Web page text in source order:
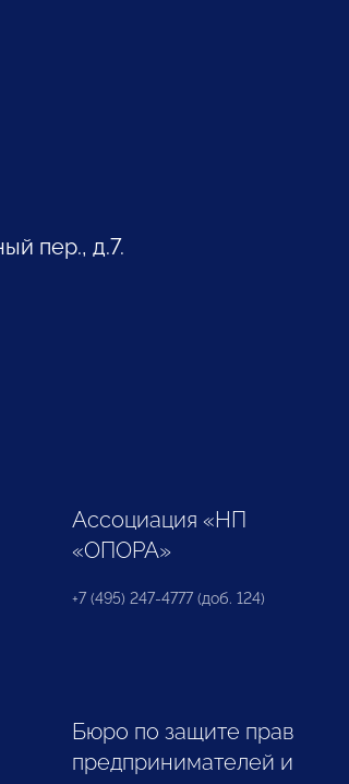
пер., д.7.
Ассоциация «НП
«ОПОРА»
+7 (495) 247-4777 (доб. 124)
Бюро по защите прав
предпринимателей и